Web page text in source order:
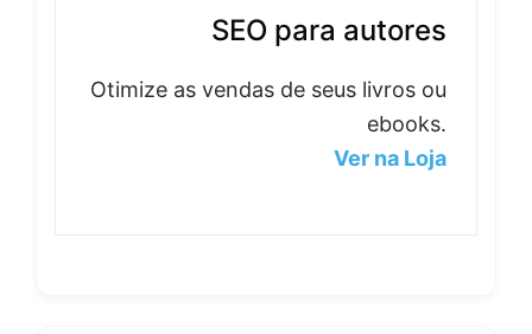
SEO para autores
Otimize as vendas de seus livros ou
ebooks.
Ver na Loja